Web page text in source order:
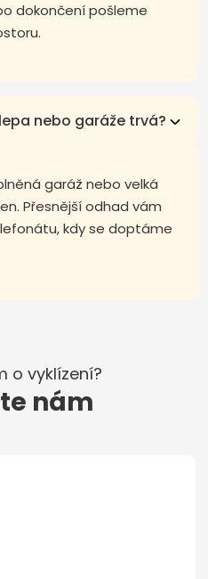
dokončení pošleme
nebo garáže trvá?
garáž nebo velká
Přesnější odhad vám
kdy se doptáme
o vyklízení?
nám